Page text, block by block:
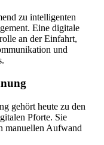
zu intelligenten
Eine digitale
an der Einfahrt,
und
gehört heute zu den
Pforte. Sie
manuellen Aufwand